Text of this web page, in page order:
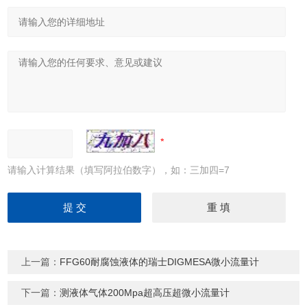
请输入计算结果（填写阿拉伯数字），如：三加四=7
上一篇： FFG60耐腐蚀液体的瑞士DIGMESA微小流量计
下一篇：测液体气体200Mpa超高压超微小流量计